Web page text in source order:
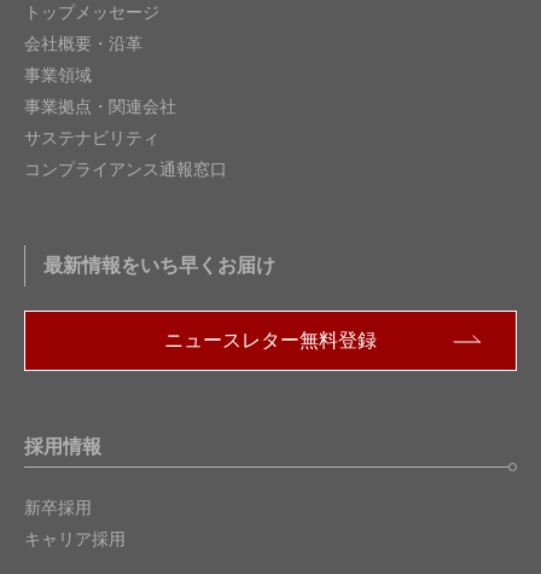
トップメッセージ
会社概要・沿革
事業領域
事業拠点・関連会社
サステナビリティ
コンプライアンス通報窓口
最新情報をいち早くお届け
ニュースレター無料登録
採用情報
新卒採用
キャリア採用